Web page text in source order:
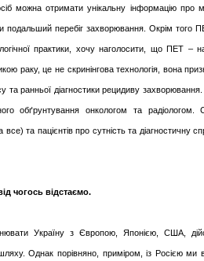
можна отримати унікальну інформацію про
подальший перебіг захворювання. Окрім того
практики, хочу наголосити, що ПЕТ –
раку, це не скринінгова технологія, вона
та ранньої діагностики рецидиву
обґрунтування онкологом та
та пацієнтів про сутність та діагностичну
чогось відстаємо.
Україну з Європою, Японією, США,
Однак порівняно, приміром, із Росією ми